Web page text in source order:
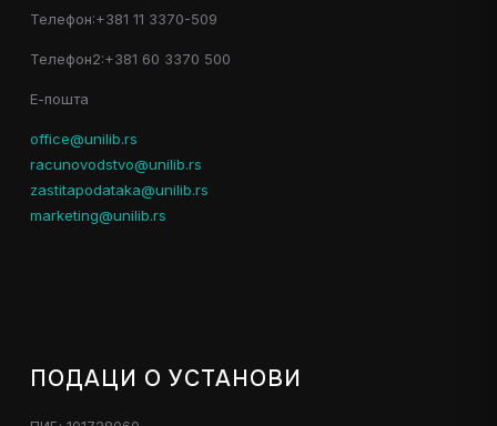
Телефон:+381 11 3370-509
Телефон2:+381 60 3370 500
Е-пошта
office@unilib.rs
racunovodstvo@unilib.rs
zastitapodataka@unilib.rs
marketing@unilib.rs
ПОДАЦИ О УСТАНОВИ